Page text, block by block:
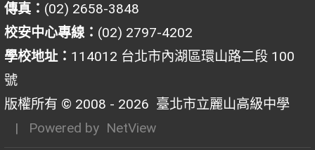
傳真： (02) 2658-3848
校安中心專線： (02) 2797-4202
學校地址： 114012 台北市內湖區環山路二段 100
號
版權所有 © 2008 - 2026 臺北市立麗山高級中學
| Powered by NetView